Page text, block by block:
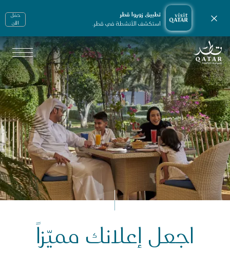
تطبيق زوروا قطر
استكشف الأنشطة في قطر.
حمّل
الأن
إغلاق الإشعارات
الصفحة الرئيسية لموقع VisitQatar
موارد المبيعاتاجعل إعلانك مميّزاً